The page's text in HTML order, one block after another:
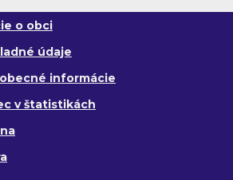
o obci
údaje
informácie
v štatistikách